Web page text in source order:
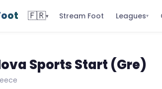
🇫🇷▾ Stream Foot Leagues▾
Sports Start (Gre)